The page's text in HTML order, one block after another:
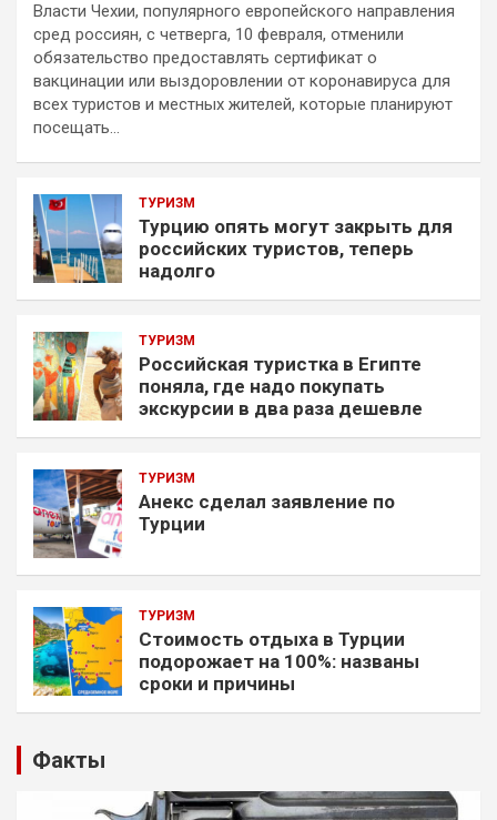
Власти Чехии, популярного европейского направления
сред россиян, с четверга, 10 февраля, отменили
обязательство предоставлять сертификат о
вакцинации или выздоровлении от коронавируса для
всех туристов и местных жителей, которые планируют
посещать…
ТУРИЗМ
Турцию опять могут закрыть для
российских туристов, теперь
надолго
ТУРИЗМ
Российская туристка в Египте
поняла, где надо покупать
экскурсии в два раза дешевле
ТУРИЗМ
Анекс сделал заявление по
Турции
ТУРИЗМ
Стоимость отдыха в Турции
подорожает на 100%: названы
сроки и причины
Факты